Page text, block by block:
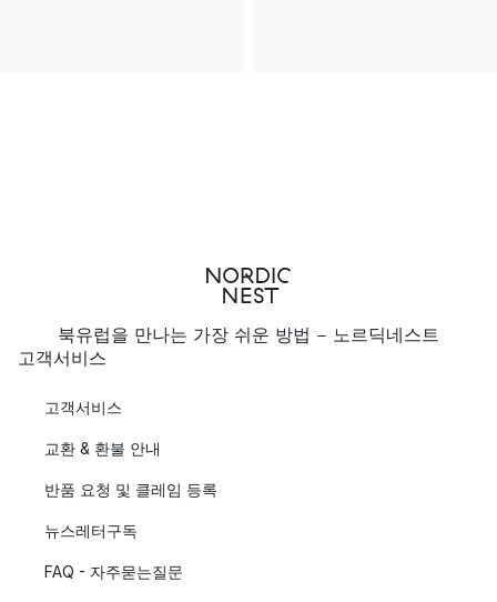
북유럽을 만나는 가장 쉬운 방법 - 노르딕네스트
고객서비스
고객서비스
교환 & 환불 안내
반품 요청 및 클레임 등록
뉴스레터구독
FAQ - 자주묻는질문